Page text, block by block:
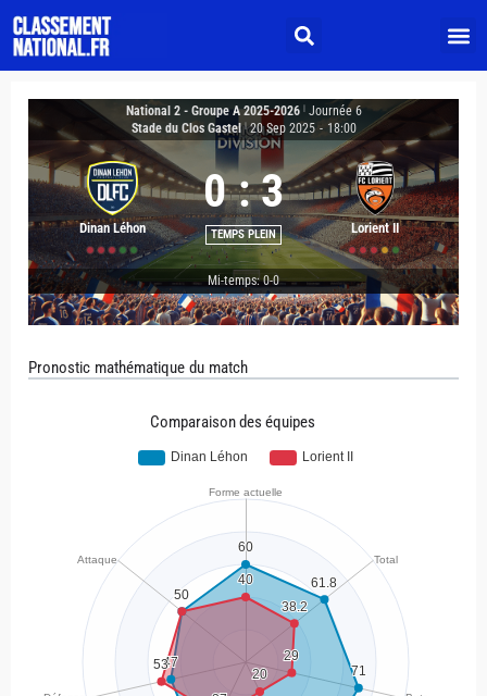
National 2 - Groupe A 2025-2026
Journée 6
Stade du Clos Gastel | 20 Sep 2025 - 18:00
Dinan Léhon
0 : 3
TEMPS PLEIN Lorient II
Mi-temps: 0-0
Pronostic mathématique du match
Comparaison des équipes